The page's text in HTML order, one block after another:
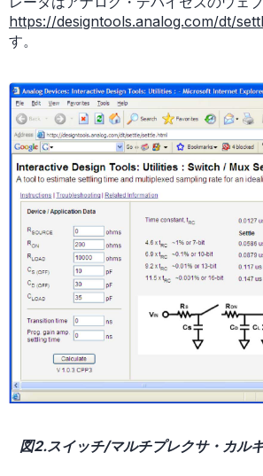
https://designtools.analog.com/dt/
す。
図2.スイッチ/マルチプレクサ・カル